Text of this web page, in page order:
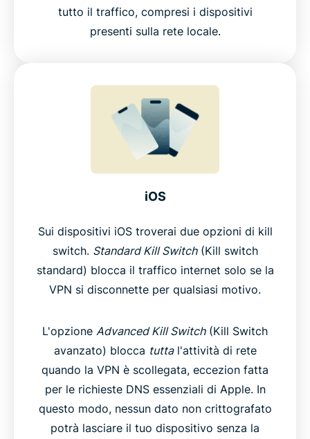
tutto il traffico, compresi i dispositivi
presenti sulla rete locale.
iOS
Sui dispositivi iOS troverai due opzioni di kill
switch. Standard Kill Switch(Kill switch
standard) blocca il traffico internet solo se la
VPN si disconnette per qualsiasi motivo.
L'opzione Advanced Kill Switch(Kill Switch
avanzato) blocca tuttal'attività di rete
quando la VPN è scollegata, eccezion fatta
per le richieste DNS essenziali di Apple. In
questo modo, nessun dato non crittografato
potrà lasciare il tuo dispositivo senza la